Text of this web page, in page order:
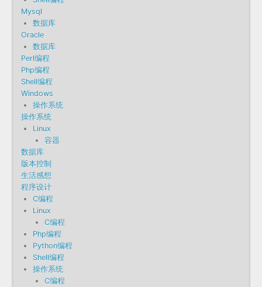
Mysql
数据库
Oracle
数据库
Perl编程
Php编程
Shell编程
Windows
操作系统
操作系统
Linux
容器
数据库
版本控制
生活感想
程序设计
C编程
Linux
C编程
Php编程
Python编程
Shell编程
操作系统
C编程